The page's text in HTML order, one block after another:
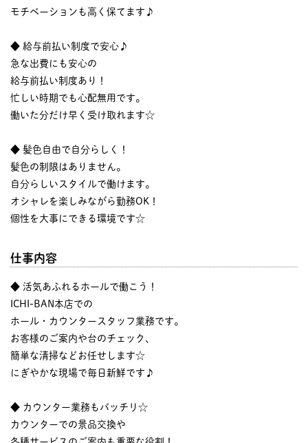
モチベーションも高く保てます♪
◆ 給与前払い制度で安心♪
急な出費にも安心の
給与前払い制度あり！
忙しい時期でも心配無用です。
働いた分だけ早く受け取れます☆
◆ 髪色自由で自分らしく！
髪色の制限はありません。
自分らしいスタイルで働けます。
オシャレを楽しみながら勤務OK！
個性を大事にできる環境です☆
仕事内容
◆ 活気あふれるホールで働こう！
ICHI-BAN本店での
ホール・カウンタースタッフ業務です。
お客様のご案内や台のチェック、
簡単な清掃などお任せします☆
にぎやかな現場で毎日新鮮です♪
◆ カウンター業務もバッチリ☆
カウンターでの景品交換や